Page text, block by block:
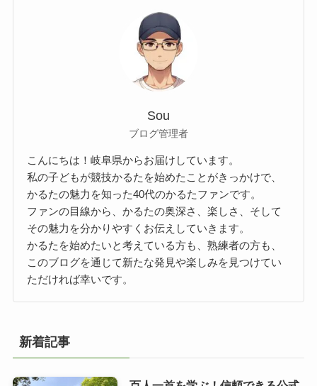
Sou
ブログ管理者
こんにちは！岐阜県からお届けしています。
私の子どもが競技かるたを始めたことがきっかけで、
かるたの魅力を知った40代のかるたファンです。
ファンの目線から、かるたの奥深さ、楽しさ、そして
その魅力を分かりやすくお伝えしていきます。
かるたを始めたいと考えている方も、熟練者の方も、
このブログを通じて新たな発見や楽しみを見つけてい
ただければ幸いです。
新着記事